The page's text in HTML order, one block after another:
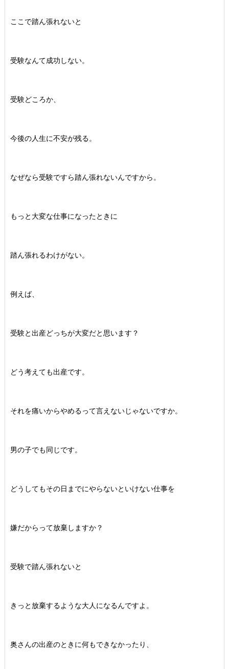
ここで踏ん張れないと
受験なんて成功しない。
受験どころか、
今後の人生に不安が残る。
なぜなら受験ですら踏ん張れないんですから。
もっと大変な仕事になったときに
踏ん張れるわけがない。
例えば、
受験と出産どっちが大変だと思います？
どう考えても出産です。
それを痛いからやめるって言えないじゃないですか。
男の子でも同じです。
どうしてもその日までにやらないといけない仕事を
嫌だからって放棄しますか？
受験で踏ん張れないと
きっと放棄するような大人になるんですよ。
奥さんの出産のときに何もできなかったり、